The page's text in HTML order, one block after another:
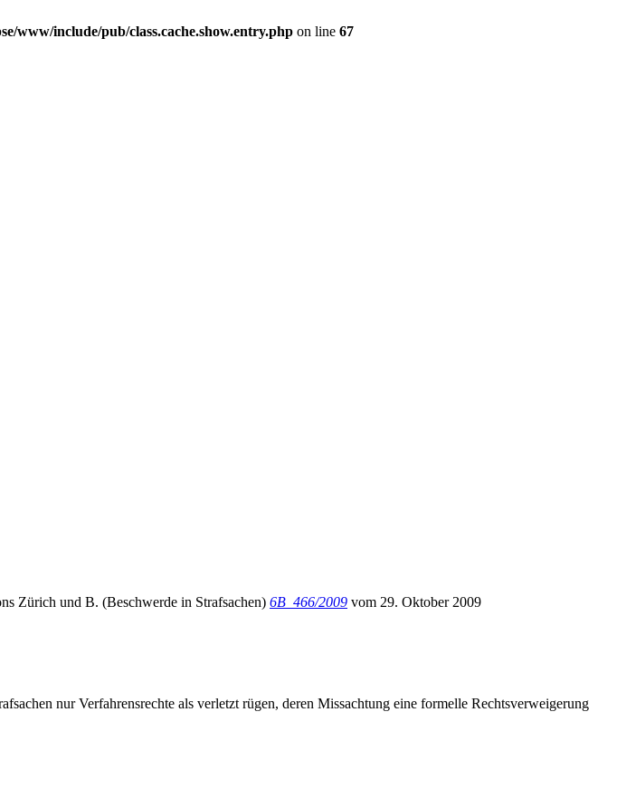
www/include/pub/class.cache.show.entry.php on line 67
Zürich und B. (Beschwerde in Strafsachen) 6B_466/2009 vom 29. Oktober 2009
nur Verfahrensrechte als verletzt rügen, deren Missachtung eine formelle Rechtsverweigerung